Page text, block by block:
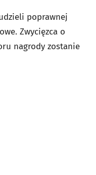
poprawnej
Zwycięzca o
nagrody zostanie